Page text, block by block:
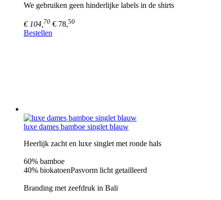
We gebruiken geen hinderlijke labels in de shirts
€ 104, 70 € 78,50
Bestellen
luxe dames bamboe singlet blauw
Heerlijk zacht en luxe singlet met ronde hals
60% bamboe
40% biokatoenPasvorm licht getailleerd
Branding met zeefdruk in Bali